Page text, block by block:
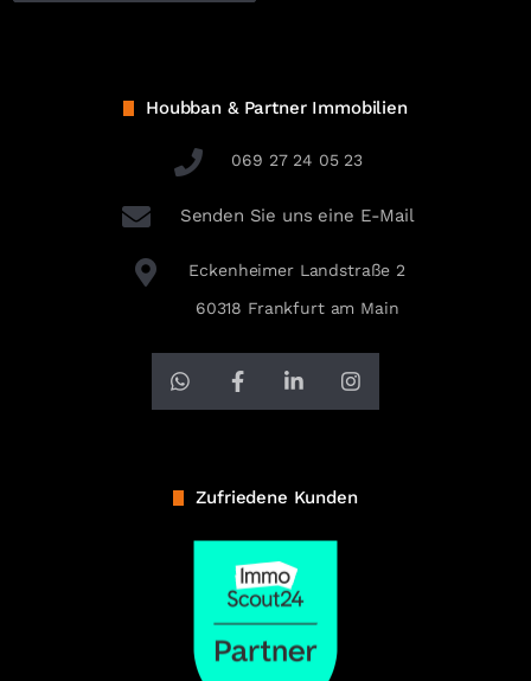
Houbban & Partner Immobilien
069 27 24 05 23
Senden Sie uns eine E-Mail
Eckenheimer Landstraße 2
60318 Frankfurt am Main
Zufriedene Kunden